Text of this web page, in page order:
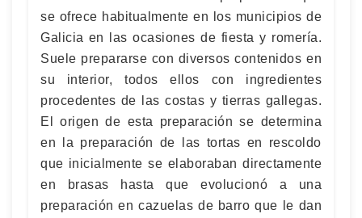
se ofrece habitualmente en los municipios de
Galicia en las ocasiones de fiesta y romería.
Suele prepararse con diversos contenidos en
su interior, todos ellos con ingredientes
procedentes de las costas y tierras gallegas.
El origen de esta preparación se determina
en la preparación de las tortas en rescoldo
que inicialmente se elaboraban directamente
en brasas hasta que evolucionó a una
preparación en cazuelas de barro que le dan